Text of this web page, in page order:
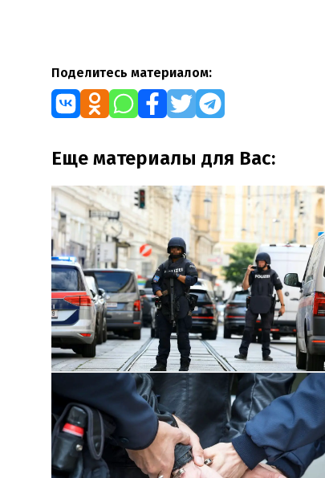
Поделитесь материалом:
Еще материалы для Вас: